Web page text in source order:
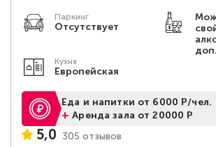
Паркинг
Отсутствует
Кухня
Европейская
Еда и напитки от 6000 Р/чел.
+Аренда зала от 20000 Р
5,0 305 отзывов